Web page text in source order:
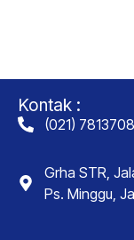
Kontak :
(021) 7813708
Grha STR,
Ps. Minggu,